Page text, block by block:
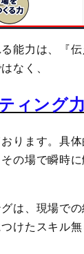
能力は、『
なく、
ィング力
ります。具
の場で瞬時
は、現場で
けたスキル